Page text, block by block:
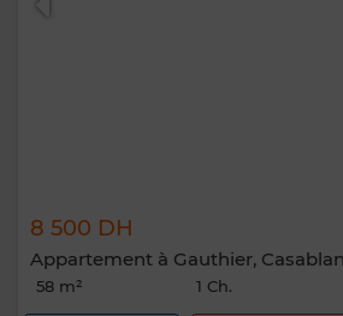
8 500 DH
Appartement à Gauthier,
58 m² 1 Ch.